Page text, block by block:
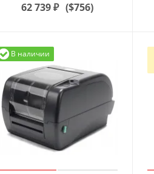
62 739₽ ($756)
В наличии